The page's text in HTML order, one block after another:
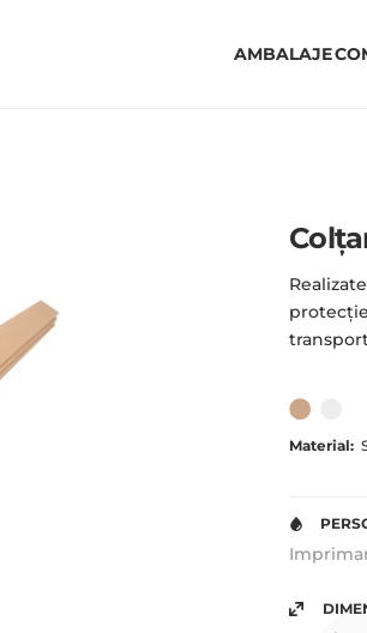
AMBALAJE
Material: